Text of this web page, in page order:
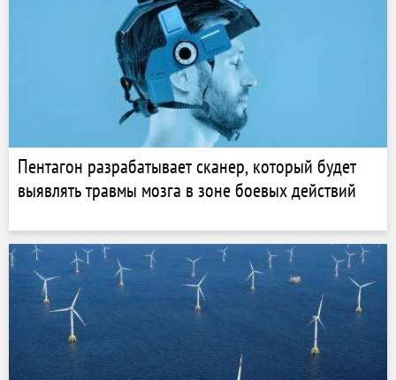
Пентагон разрабатывает сканер, который будет
выявлять травмы мозга в зоне боевых действий